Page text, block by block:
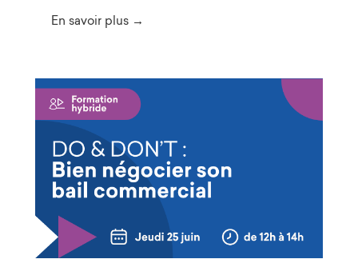
En savoir plus →